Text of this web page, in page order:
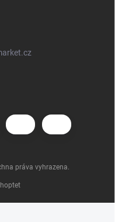
práva vyhrazena.